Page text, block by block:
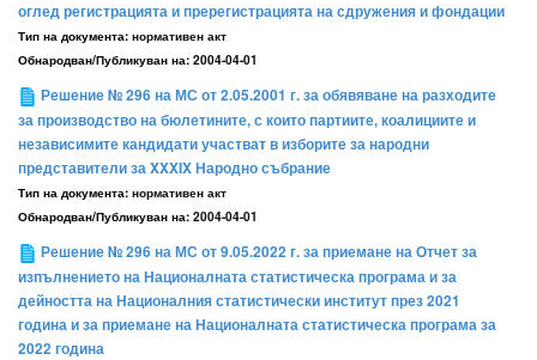
оглед регистрацията и пререгистрацията на сдружения и фондации
Тип на документа: нормативен акт
Обнародван/Публикуван на: 2004-04-01
Решение № 296 на МС от 2.05.2001 г. за обявяване на разходите
за производство на бюлетините, с които партиите, коалициите и
независимите кандидати участват в изборите за народни
представители за XXXIX Народно събрание
Тип на документа: нормативен акт
Обнародван/Публикуван на: 2004-04-01
Решение № 296 на МС от 9.05.2022 г. за приемане на Отчет за
изпълнението на Националната статистическа програма и за
дейността на Националния статистически институт през 2021
година и за приемане на Националната статистическа програма за
2022 година